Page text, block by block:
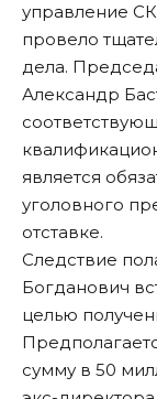
управление
провело
дела.
Александр
является
уголовного
отставке.
Следствие
Богданович
целью
сумму в 50